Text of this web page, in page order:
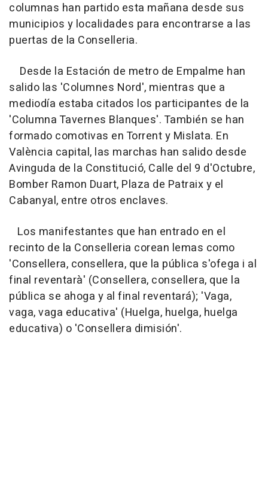
columnas han partido esta mañana desde sus
municipios y localidades para encontrarse a las
puertas de la Conselleria.
Desde la Estación de metro de Empalme han
salido las 'Columnes Nord', mientras que a
mediodía estaba citados los participantes de la
'Columna Tavernes Blanques'. También se han
formado comotivas en Torrent y Mislata. En
València capital, las marchas han salido desde
Avinguda de la Constitució, Calle del 9 d'Octubre,
Bomber Ramon Duart, Plaza de Patraix y el
Cabanyal, entre otros enclaves.
Los manifestantes que han entrado en el
recinto de la Conselleria corean lemas como
'Consellera, consellera, que la pública s'ofega i al
final reventarà' (Consellera, consellera, que la
pública se ahoga y al final reventará); 'Vaga,
vaga, vaga educativa' (Huelga, huelga, huelga
educativa) o 'Consellera dimisión'.